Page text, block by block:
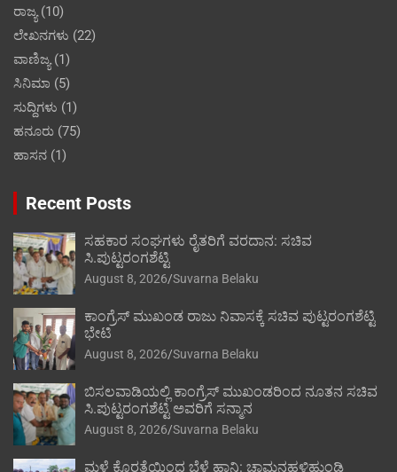
ರಾಜ್ಯ(10)
ಲೇಖನಗಳು (22)
ವಾಣಿಜ್ಯ(1)
ಸಿನಿಮಾ (5)
ಸುದ್ದಿಗಳು (1)
ಹನೂರು (75)
ಹಾಸನ (1)
Recent Posts
ಸಹಕಾರ ಸಂಘಗಳು ರೈತರಿಗೆ ವರದಾನ: ಸಚಿವ
ಸಿ.ಪುಟ್ಟರಂಗಶೆಟ್ಟಿ
August 8, 2026 Suvarna Belaku
ಕಾಂಗ್ರೆಸ್ ಮುಖಂಡ ರಾಜು ನಿವಾಸಕ್ಕೆ ಸಚಿವ ಪುಟ್ಟರಂಗಶೆಟ್ಟಿ
ಭೇಟಿ
August 8, 2026 Suvarna Belaku
ಬಿಸಲವಾಡಿಯಲ್ಲಿ ಕಾಂಗ್ರೆಸ್ ಮುಖಂಡರಿಂದ ನೂತನ ಸಚಿವ
ಸಿ.ಪುಟ್ಟರಂಗಶೆಟ್ಟಿ ಅವರಿಗೆ ಸನ್ಮಾನ
August 8, 2026 Suvarna Belaku
ಮಳೆ ಕೊರತೆಯಿಂದ ಬೆಳೆ ಹಾನಿ: ಚಾಮನಹಳ್ಳಿಹುಂಡಿ